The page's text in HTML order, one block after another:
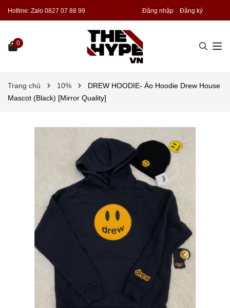
Hotline: Zalo 0827 07 88 99 Đăng nhập Đăng ký
0
Trang chủ 10%
DREW HOODIE- Áo Hoodie Drew House
Mascot (Black) [Mirror Quality]